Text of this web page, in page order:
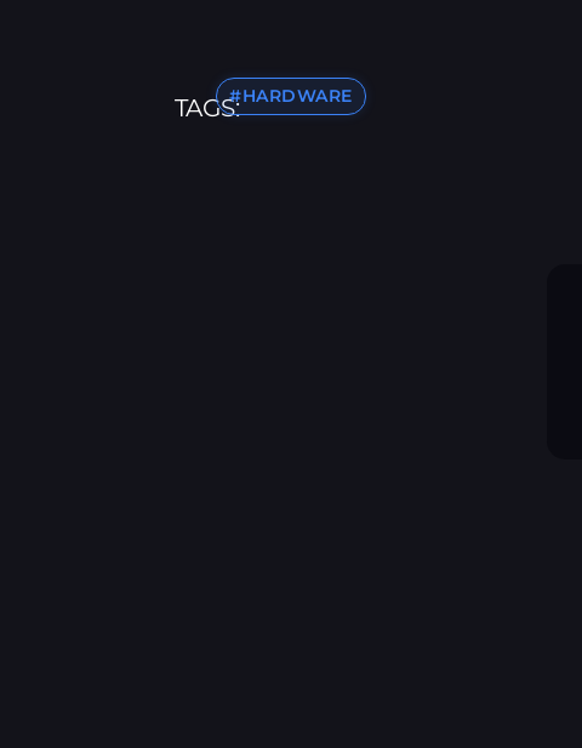
TAGS:#HARDWARE